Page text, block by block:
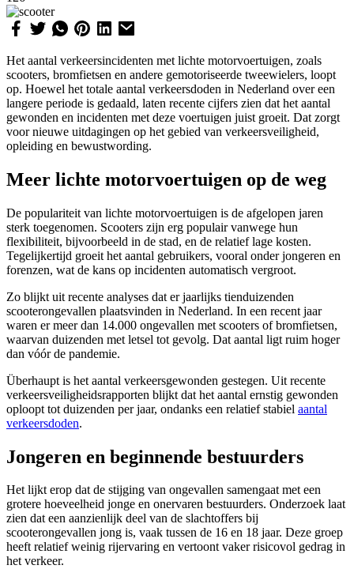
Het aantal verkeersincidenten met lichte motorvoertuigen, zoals
scooters, bromfietsen en andere gemotoriseerde tweewielers, loopt
op. Hoewel het totale aantal verkeersdoden in Nederland over een
langere periode is gedaald, laten recente cijfers zien dat het aantal
gewonden en incidenten met deze voertuigen juist groeit. Dat zorgt
voor nieuwe uitdagingen op het gebied van verkeersveiligheid,
opleiding en bewustwording.
Meer lichte motorvoertuigen op de weg
De populariteit van lichte motorvoertuigen is de afgelopen jaren
sterk toegenomen. Scooters zijn erg populair vanwege hun
flexibiliteit, bijvoorbeeld in de stad, en de relatief lage kosten.
Tegelijkertijd groeit het aantal gebruikers, vooral onder jongeren en
forenzen, wat de kans op incidenten automatisch vergroot.
Zo blijkt uit recente analyses dat er jaarlijks tienduizenden
scooterongevallen plaatsvinden in Nederland. In een recent jaar
waren er meer dan 14.000 ongevallen met scooters of bromfietsen,
waarvan duizenden met letsel tot gevolg. Dat aantal ligt ruim hoger
dan vóór de pandemie.
Überhaupt is het aantal verkeersgewonden gestegen. Uit recente
verkeersveiligheidsrapporten blijkt dat het aantal ernstig gewonden
oploopt tot duizenden per jaar, ondanks een relatief stabiel aantal
verkeersdoden.
Jongeren en beginnende bestuurders
Het lijkt erop dat de stijging van ongevallen samengaat met een
grotere hoeveelheid jonge en onervaren bestuurders. Onderzoek laat
zien dat een aanzienlijk deel van de slachtoffers bij
scooterongevallen jong is, vaak tussen de 16 en 18 jaar. Deze groep
heeft relatief weinig rijervaring en vertoont vaker risicovol gedrag in
het verkeer.